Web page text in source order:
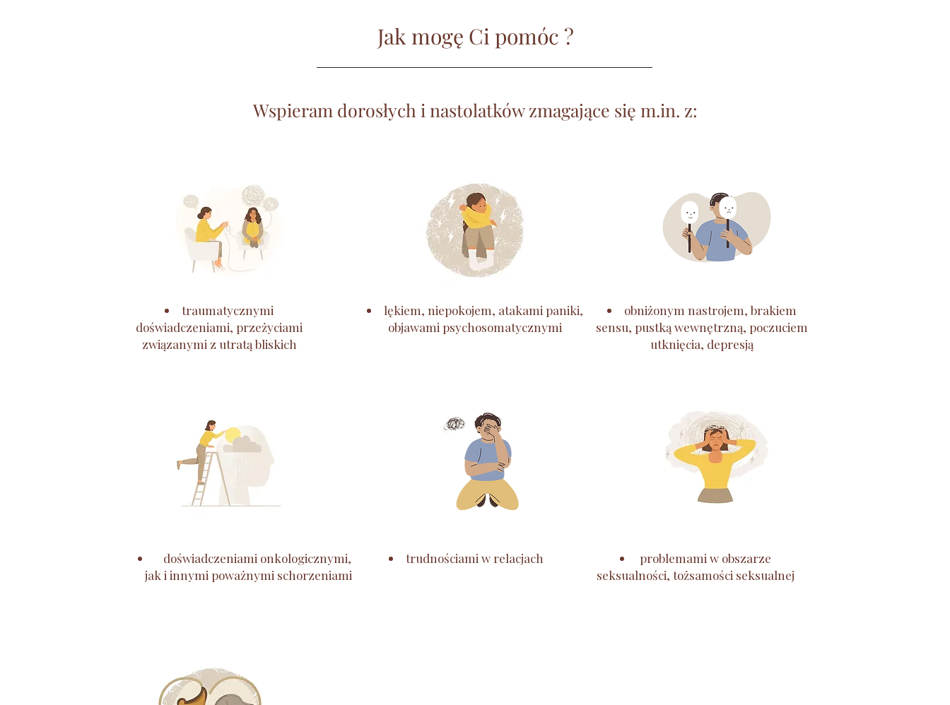
Jak mogę Ci pomóc ?
Wspieram dorosłych i nastolatków zmagające się m.in. z:
traumatycznymi
doświadczeniami, przeżyciami
związanymi z utratą bliskich
lękiem, niepokojem, atakami paniki,
objawami psychosomatycznymi
obniżonym nastrojem, brakiem
sensu, pustką wewnętrzną, poczuciem
utknięcia, depresją
doświadczeniami onkologicznymi,
jak i innymi poważnymi schorzeniami
trudnościami w relacjach
problemami w obszarze
seksualności, tożsamości seksualnej